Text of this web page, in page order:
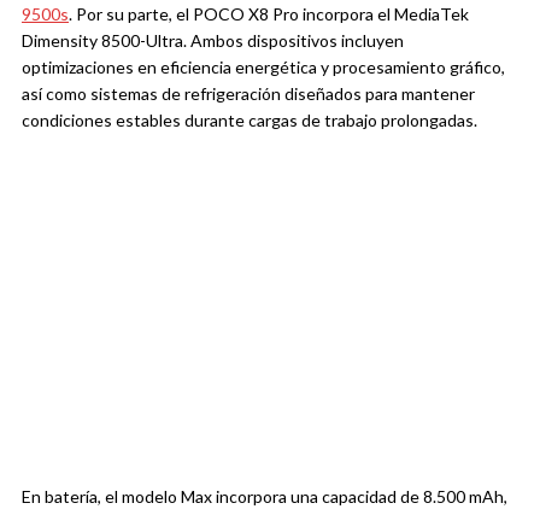
9500s. Por su parte, el POCO X8 Pro incorpora el MediaTek
Dimensity 8500-Ultra. Ambos dispositivos incluyen
optimizaciones en eficiencia energética y procesamiento gráfico,
así como sistemas de refrigeración diseñados para mantener
condiciones estables durante cargas de trabajo prolongadas.
En batería, el modelo Max incorpora una capacidad de 8.500 mAh,